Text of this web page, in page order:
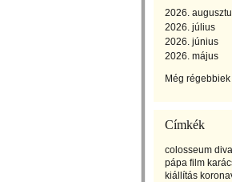
2026.
2026. július
2026. június
2026. május
Még régebbiek
Címkék
colosseum
pápa film
kiállítás